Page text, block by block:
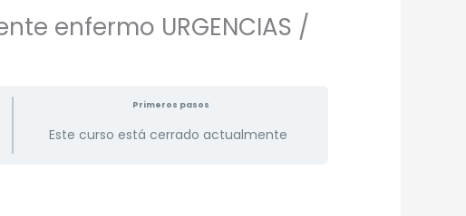
enfermo URGENCIAS /
Primeros pasos
Este curso está cerrado actualmente